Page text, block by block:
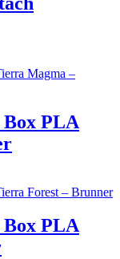
Box PLA
Box PLA